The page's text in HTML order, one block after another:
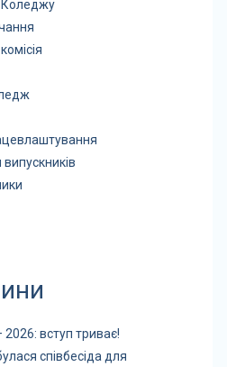
Коледжу
вступ триває!
співбесіда для